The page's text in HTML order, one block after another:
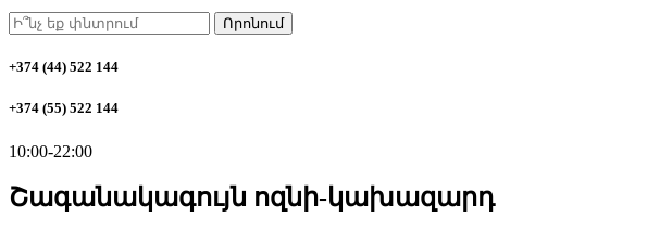
Որոնում
+374 (44) 522 144
+374 (55) 522 144
10:00-22:00
Շագանակագույն ոզնի-կախազարդ